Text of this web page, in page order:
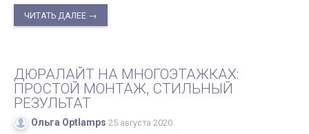
ЧИТАТЬ ДАЛЕЕ →
ДЮРАЛАЙТ НА МНОГОЭТАЖКАХ:
ПРОСТОЙ МОНТАЖ, СТИЛЬНЫЙ
РЕЗУЛЬТАТ
Ольга Optlamps 25 августа 2020